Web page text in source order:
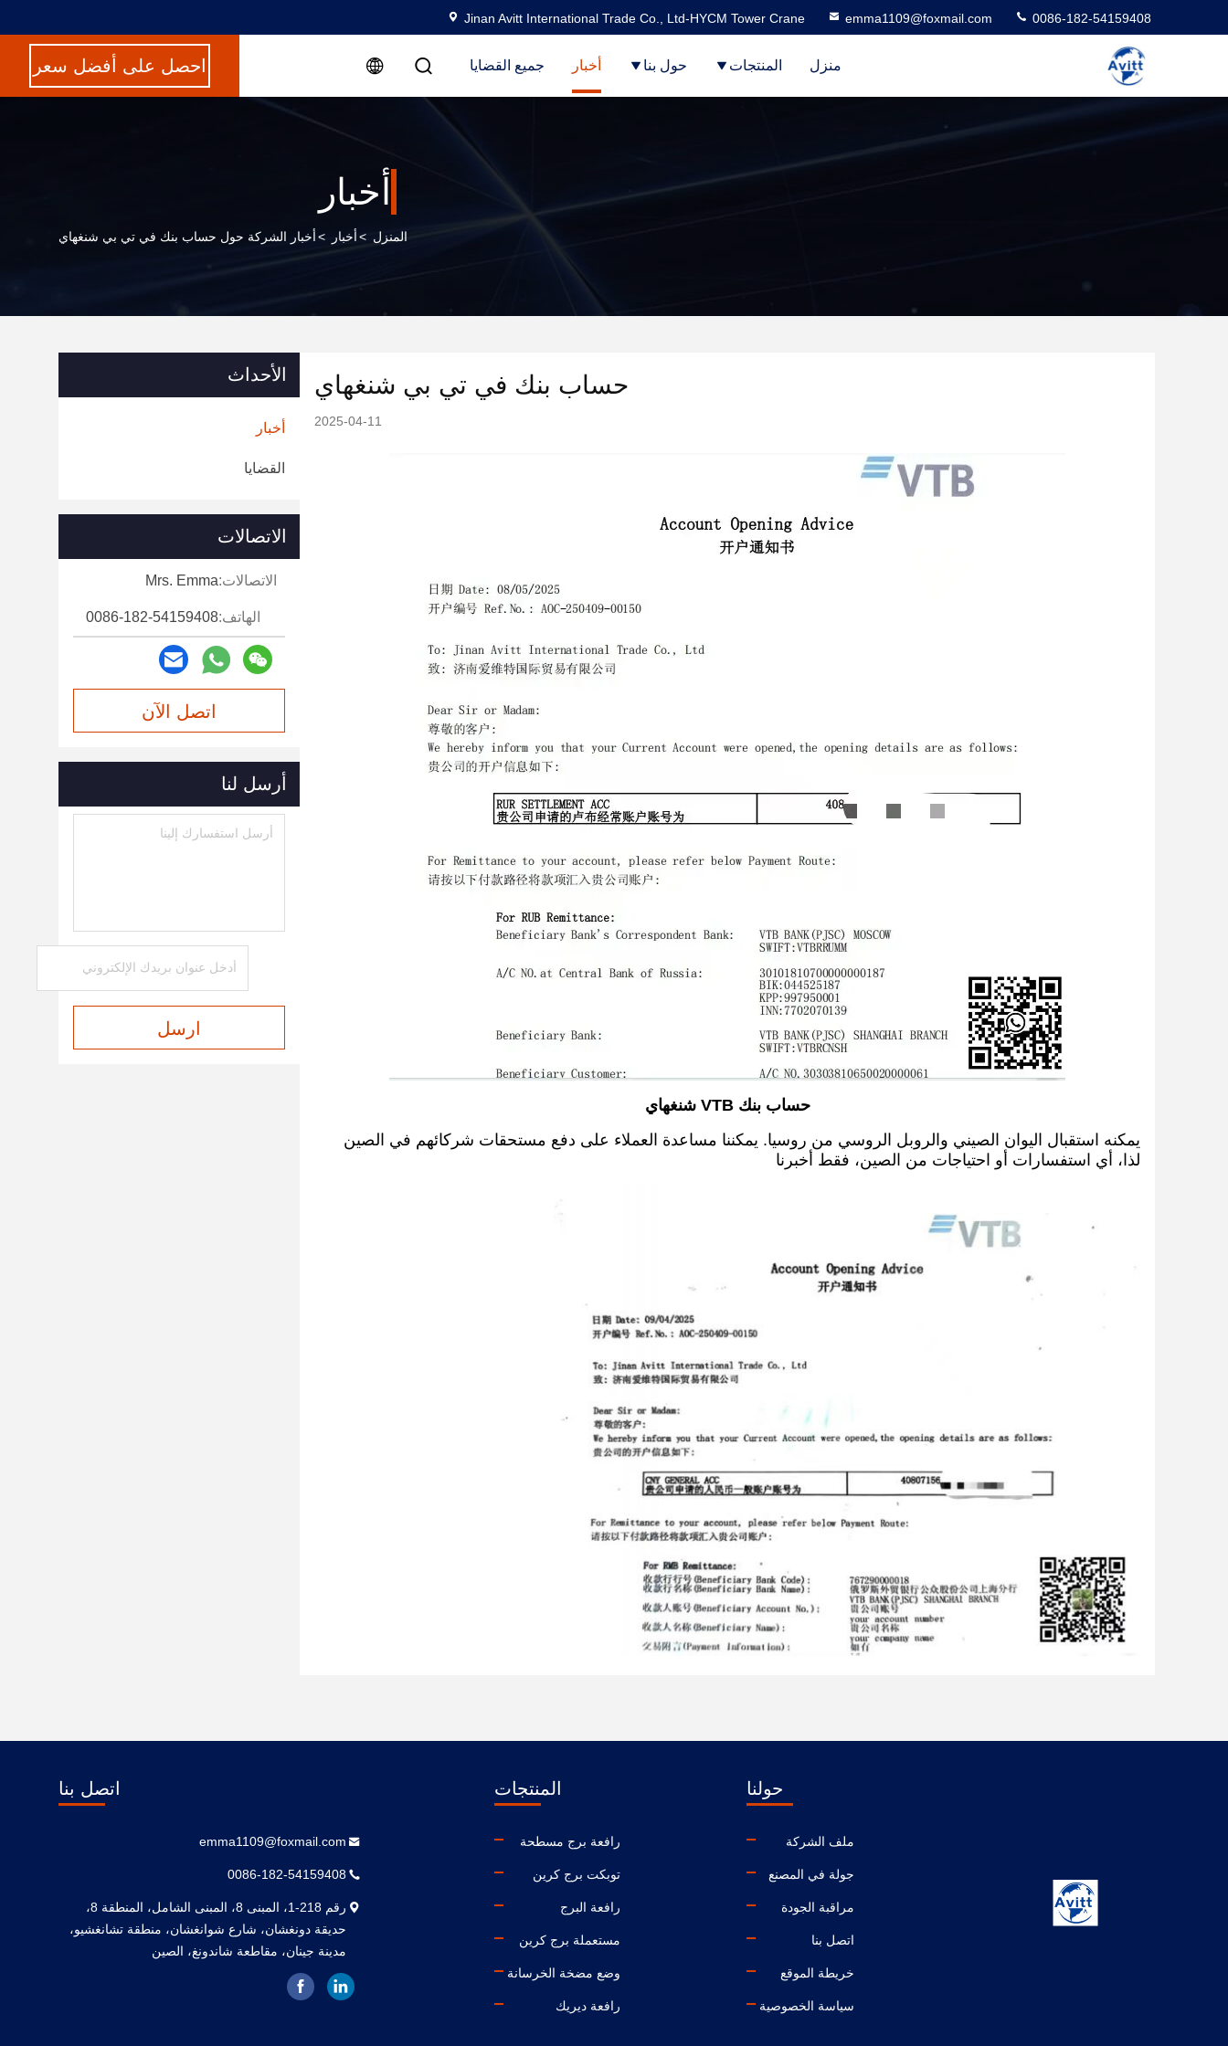
Jinan Avitt International Trade Co., Ltd-HYCM Tower Crane emma1109@foxmail.com 0086-182-54159408
منزل المنتجات حول بنا أخبار جميع القضايا احصل على أفضل سعر
أخبار
المنزل >أخبار >أخبار الشركة حول حساب بنك في تي بي شنغهاي
حساب بنك في تي بي شنغهاي
2025-04-11
حساب بنك VTB شنغهاي
يمكنه استقبال اليوان الصيني والروبل الروسي من روسيا. يمكننا مساعدة العملاء على دفع مستحقات شركائهم في الصين
لذا، أي استفسارات أو احتياجات من الصين، فقط أخبرنا
الأحداث
أخبار
القضايا
الاتصالات
الاتصالات:Mrs. Emma
الهاتف:0086-182-54159408
اتصل الآن
أرسل لنا
ارسل
حولنا
ملف الشركة
جولة في المصنع
مراقبة الجودة
اتصل بنا
خريطة الموقع
سياسة الخصوصية
المنتجات
رافعة برج مسطحة
توبكت برج كرين
رافعة البرج
مستعملة برج كرين
وضع مضخة الخرسانة
رافعة ديريك
اتصل بنا
emma1109@foxmail.com
0086-182-54159408
رقم 218-1، المبنى 8، المبنى الشامل، المنطقة 8،
حديقة دونغشان، شارع شوانغشان، منطقة تشانغشيو،
مدينة جينان، مقاطعة شاندونغ، الصين